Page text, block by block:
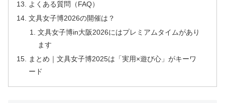
よくある質問（FAQ）
文具女子博2026の開催は？
文具女子博in大阪2026にはプレミアムタイムがあり
ます
まとめ｜文具女子博2025は「実用×遊び心」がキーワ
ード